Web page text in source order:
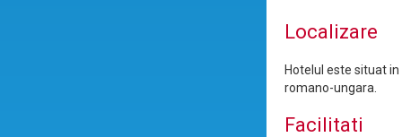
Localizare
Hotelul este situat
romano-ungara.
Facilitati